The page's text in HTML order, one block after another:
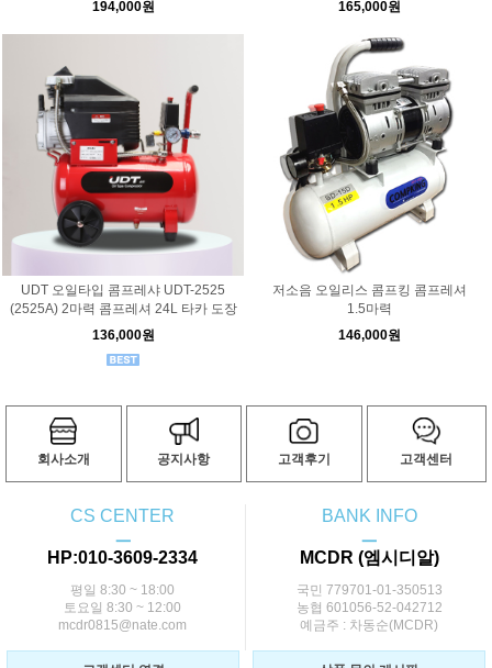
194,000원
165,000원
UDT 오일타입 콤프레샤 UDT-2525
(2525A) 2마력 콤프레셔 24L 타카 도장
136,000원
저소음 오일리스 콤프킹 콤프레셔
1.5마력
146,000원
회사소개 공지사항 고객후기 고객센터
CS CENTER
ㅡ
HP:010-3609-2334
평일 8:30 ~ 18:00
토요일 8:30 ~ 12:00
mcdr0815@nate.com
BANK INFO
ㅡ
MCDR (엠시디알)
국민 779701-01-350513
농협 601056-52-042712
예금주 : 차동순(MCDR)